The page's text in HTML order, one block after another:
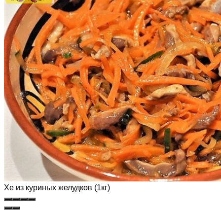
Хе из куриных желудков (1кг)